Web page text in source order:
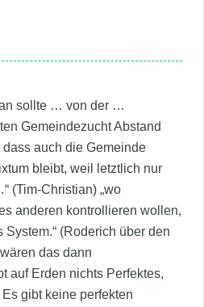
sollte … von der …
Gemeindezucht Abstand
auch die Gemeinde
bleibt, weil letztlich nur
(Tim-Christian) „wo
anderen kontrollieren wollen,
(Roderich über den
das dann
auf Erden nichts Perfektes,
gibt keine perfekten